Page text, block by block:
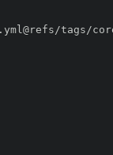
tags/